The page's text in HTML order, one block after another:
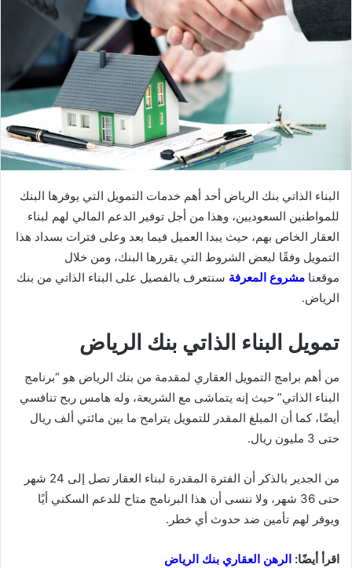
البناء الذاتي بنك الرياض أحد أهم خدمات التمويل التي يوفرها البنك
للمواطنين السعوديين، وهذا من أجل توفير الدعم المالي لهم لبناء
العقار الخاص بهم، حيث يبدا العميل فيما بعد وعلى فترات بسداد هذا
التمويل وفقًا لبعض الشروط التي يقررها البنك، ومن خلال
موقعنا مشروع المعرفة سنتعرف بالفصيل على البناء الذاتي من بنك
الرياض.
تمويل البناء الذاتي بنك الرياض
من أهم برامج التمويل العقاري لمقدمة من بنك الرياض هو “برنامج
البناء الذاتي” حيث إنه يتماشى مع الشريعة، وله هامس ربح تنافسي
أيضًا، كما أن المبلغ المقدر للتمويل يترامح ما بين مائتي ألف ريال
حتى 3 مليون ريال.
من الجدير بالذكر أن الفترة المقدرة لبناء العقار تصل إلى 24 شهر
حتى 36 شهر، ولا ننسى أن هذا البرنامج متاح للدعم السكني أيًا
ويوفر لهم تأمين ضد حدوث أي خطر.
اقرأ أيضًا: الرهن العقاري بنك الرياض